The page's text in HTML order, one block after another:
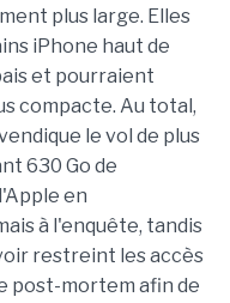
plus large. Elles
iPhone haut de
et pourraient
compacte. Au total,
le vol de plus
630 Go de
en
à l'enquête, tandis
restreint les accès
post-mortem afin de